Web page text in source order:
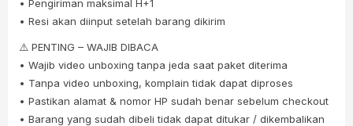
• Pengiriman maksimal H+1
• Resi akan diinput setelah barang dikirim
⚠️ PENTING – WAJIB DIBACA
• Wajib video unboxing tanpa jeda saat paket diterima
• Tanpa video unboxing, komplain tidak dapat diproses
• Pastikan alamat & nomor HP sudah benar sebelum checkout
• Barang yang sudah dibeli tidak dapat ditukar / dikembalikan